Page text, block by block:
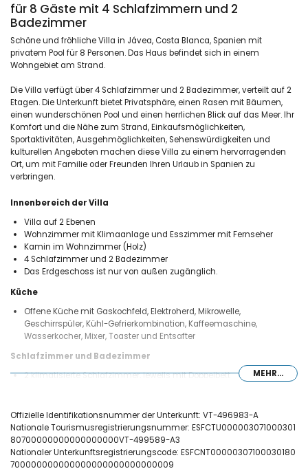
für 8 Gäste mit 4 Schlafzimmern und 2
Badezimmer
Schöne und fröhliche Villa in Jávea, Costa Blanca, Spanien mit
privatem Pool für 8 Personen. Das Haus befindet sich in einem
Wohngebiet am Strand.
Die Villa verfügt über 4 Schlafzimmer und 2 Badezimmer, verteilt auf 2
Etagen. Die Unterkunft bietet Privatsphäre, einen Rasen mit Bäumen,
einen wunderschönen Pool und einen herrlichen Blick auf das Meer. Ihr
Komfort und die Nähe zum Strand, Einkaufsmöglichkeiten,
Sportaktivitäten, Ausgehmöglichkeiten, Sehenswürdigkeiten und
kulturellen Angeboten machen diese Villa zu einem hervorragenden
Ort, um mit Familie oder Freunden Ihren Urlaub in Spanien zu
verbringen.
Innenbereich der Villa
Villa auf 2 Ebenen
Wohnzimmer mit Klimaanlage und Esszimmer mit Fernseher
Kamin im Wohnzimmer (Holz)
4 Schlafzimmer und 2 Badezimmer
Das Erdgeschoss ist nur von außen zugänglich.
Küche
Offene Küche mit Gaskochfeld, Elektroherd, Mikrowelle,
Geschirrspüler, Kühl-Gefrierkombination, Kaffeemaschine,
Wasserkocher, Mixer, Toaster und Entsafter
Schlafzimmer und Badezimmer
2 klimatisierte Schlafzimmer, jeweils mit Doppelbett
Badezimmer mit Doppelwaschbecken, Badewanne/Dusche-
Kombination und WC
Badezimmer mit Einzelwaschbecken, Dusche und WC
Außenbereich der Villa
MEHR...
Offizielle Identifikationsnummer der Unterkunft: VT-496983-A
Nationale Tourismusregistrierungsnummer: ESFCTU000003071000301
80700000000000000000VT-499589-A3
Nationaler Unterkunftsregistrierungscode: ESFCNT00000307100030180
700000000000000000000000000009